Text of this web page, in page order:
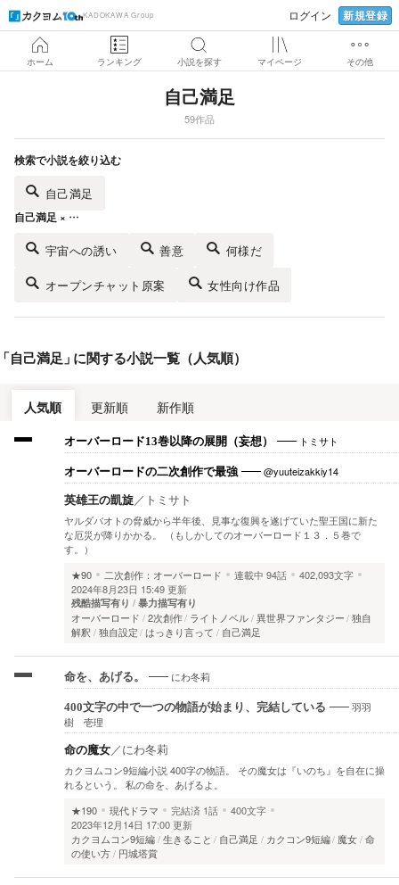
KADOKAWA Group ログイン 新規登録
ホーム ランキング 小説を探す マイページ その他
自己満足
59作品
検索で小説を絞り込む
自己満足
自己満足 × …
宇宙への誘い 善意 何様だ
オープンチャット原案 女性向け作品
自己満足 」に関する小説一覧（人気順）
人気順 更新順 新作順
オーバーロード13巻以降の展開（妄想） トミサト
オーバーロードの二次創作で最強 @yuuteizakkiy14
英雄王の凱旋／ トミサト
ヤルダバオトの脅威から半年後、見事な復興を遂げていた聖王国に新た
な厄災が降りかかる。 （もしかしてのオーバーロード１３．５巻で
す。）
★90
二次創作：オーバーロード 連載中 94話
402,093文字
2024年8月23日 15:49 更新
残酷描写有り 暴力描写有り
オーバーロード 2次創作 ライトノベル 異世界ファンタジー 独自
解釈
独自設定 はっきり言って 自己満足
命を、あげる。 にわ冬莉
400文字の中で一つの物語が始まり、完結している
羽羽
樹 壱理
命の魔女／にわ冬莉
カクヨムコン9短編小説 400字の物語。 その魔女は『いのち』を自在に操
れるという。 私の命を、あげるよ。
★190
現代ドラマ 完結済 1話
400文字
2023年12月14日 17:00 更新
カクヨムコン9短編 生きること 自己満足 カクコン9短編 魔女 命
の使い方
円城塔賞